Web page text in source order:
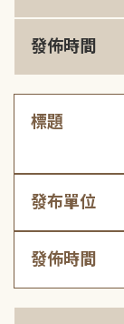
發佈時間
標題
發布單位
發佈時間